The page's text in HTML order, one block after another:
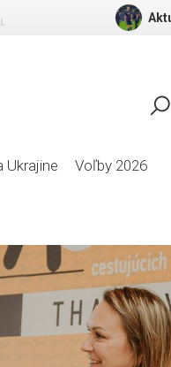
Ukrajine
Voľby 2026